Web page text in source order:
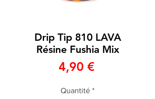
Drip Tip 810 LAVA
Résine Fushia Mix
4,90 €Prix
Quantité *